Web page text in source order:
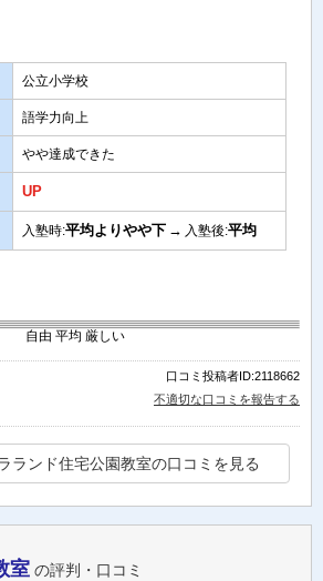
公立小学校
語学力向上
やや達成できた
UP
入塾時:平均よりやや下 → 入塾後:平均
自由 平均 厳しい
口コミ投稿者ID:2118662
不適切な口コミを報告する
ランド住宅公園教室の口コミを見る
室 の評判・口コミ